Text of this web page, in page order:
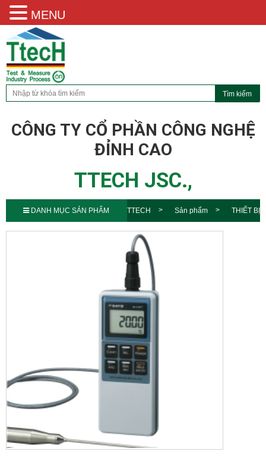
CÔNG TY CỔ PHẦN CÔNG NGHỆ
ĐỈNH CAO
TTECH JSC.,
DANH MỤC SẢN PHẨM TTECH Sản phẩm THIẾT BỊ
ĐO NHIỆT ĐỘ SK-810PT SATO
MENU